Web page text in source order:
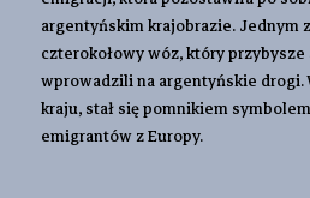
argentyńskim krajobrazie. Jednym
czterokołowy wóz, który
wprowadzili na argentyńskie drogi.
kraju, stał się pomnikiem
emigrantów z Europy.